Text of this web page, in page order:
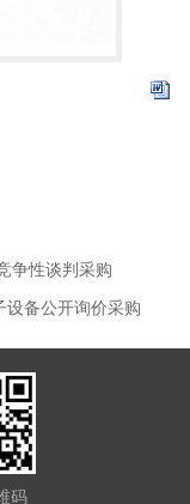
争性谈判采购
备公开询价采购
码